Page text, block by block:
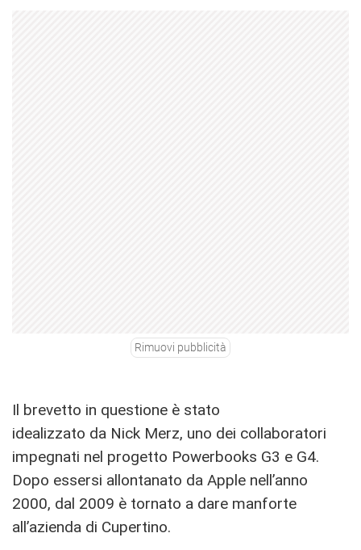
Rimuovi pubblicità
Il brevetto in questione è stato
idealizzato da Nick Merz, uno dei collaboratori
impegnati nel progetto Powerbooks G3 e G4.
Dopo essersi allontanato da Apple nell’anno
2000, dal 2009 è tornato a dare manforte
all’azienda di Cupertino.